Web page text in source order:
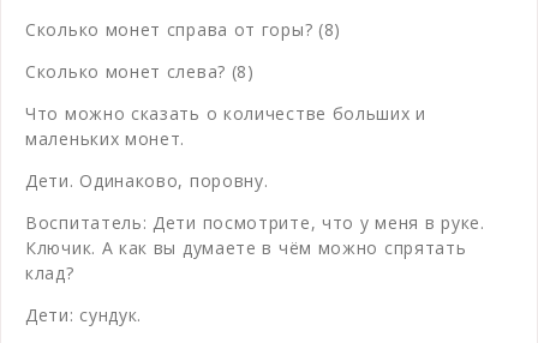
Сколько монет справа от горы? (8)
Сколько монет слева? (8)
Что можно сказать о количестве больших и
маленьких монет.
Дети. Одинаково, поровну.
Воспитатель: Дети посмотрите, что у меня в руке.
Ключик. А как вы думаете в чём можно спрятать
клад?
Дети: сундук.